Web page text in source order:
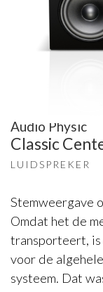
Audio Physic
Classic
LUIDSPREKER
Stemweergave
Omdat het de
transporteert, is
voor de
systeem. Dat